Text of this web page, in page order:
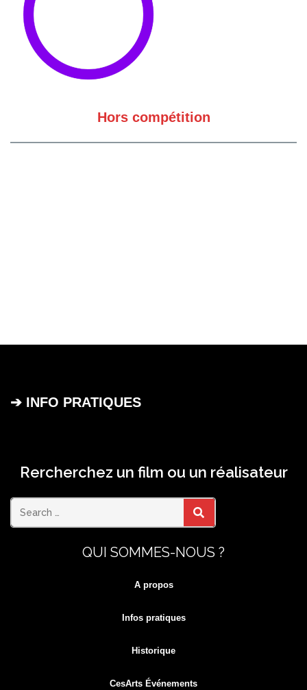
Hors compétition
➔ INFO PRATIQUES
Rercherchez un film ou un réalisateur
Search SEARCH
QUI SOMMES-NOUS ?
A propos
Infos pratiques
Historique
CesArts Événements